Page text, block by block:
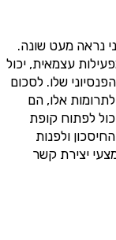
נראה מעט שונה.
עצמאית, יכול
הפנסיוני שלו. לסכום
אלו, הם
לפתוח קופת
ולפנות
יצירת קשר